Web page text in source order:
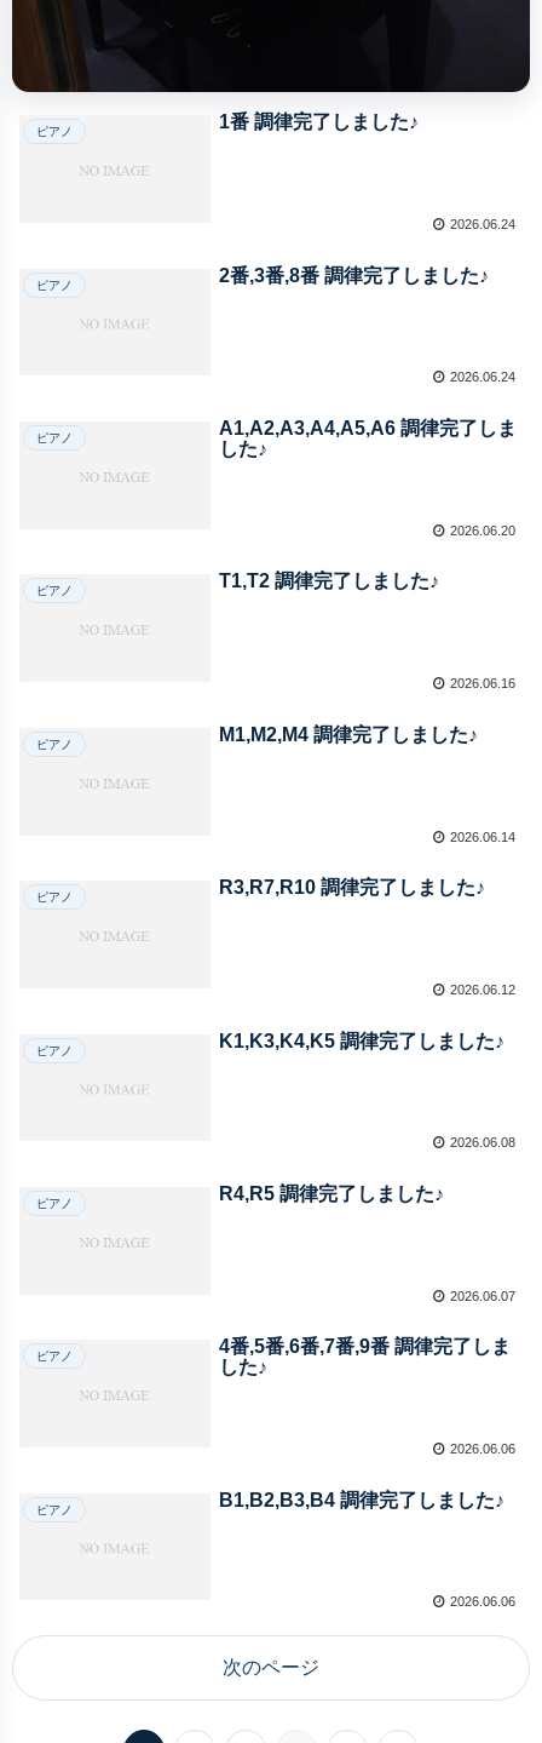
ピアノ 1番 調律完了しました♪
2026.06.24
ピアノ 2番,3番,8番 調律完了しました♪
2026.06.24
ピアノ
A1,A2,A3,A4,A5,A6 調律完了しま
した♪
2026.06.20
ピアノ T1,T2 調律完了しました♪
2026.06.16
ピアノ M1,M2,M4 調律完了しました♪
2026.06.14
ピアノ R3,R7,R10 調律完了しました♪
2026.06.12
ピアノ K1,K3,K4,K5 調律完了しました♪
2026.06.08
ピアノ R4,R5 調律完了しました♪
2026.06.07
ピアノ
4番,5番,6番,7番,9番 調律完了しま
した♪
2026.06.06
ピアノ B1,B2,B3,B4 調律完了しました♪
2026.06.06
次のページ